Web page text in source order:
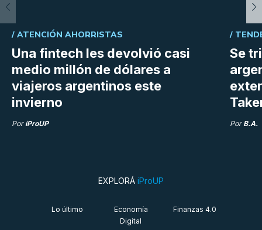
Una fintech les devolvió casi
medio millón de dólares a
viajeros argentinos este
invierno
/ ATENCIÓN AHORRISTAS
Por iProUP
Se
/
Por B.A.
EXPLORÁ iProUP
Lo último
Economía
Digital
Finanzas 4.0